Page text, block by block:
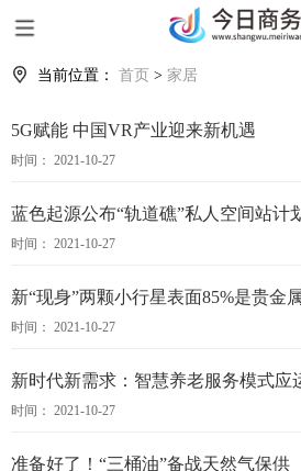
当前位置： 首页 > 家居
5G赋能 中国VR产业迎来新机遇
时间： 2021-10-27
蓝色起源公布“轨道礁”私人空间站计
时间： 2021-10-27
新“现身”两颗小行星表面85%是贵金
时间： 2021-10-27
新时代新需求：智慧养老服务模式应
时间： 2021-10-27
准备好了！“三桶油”备战天然气保供